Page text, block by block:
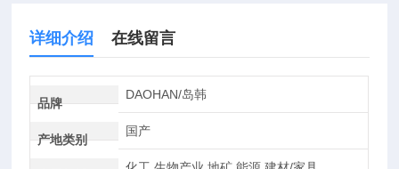
详细介绍 在线留言
品牌
DAOHAN/岛韩
产地类别
国产